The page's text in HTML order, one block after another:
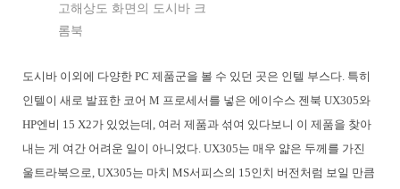
고해상도 화면의 도시바 크
롬북
도시바 이외에 다양한 PC 제품군을 볼 수 있던 곳은 인텔 부스다. 특히
인텔이 새로 발표한 코어 M 프로세서를 넣은 에이수스 젠북 UX305와
HP엔비 15 X2가 있었는데, 여러 제품과 섞여 있다보니 이 제품을 찾아
내는 게 여간 어려운 일이 아니었다. UX305는 매우 얇은 두께를 가진
울트라북으로, UX305는 마치 MS서피스의 15인치 버전처럼 보일 만큼